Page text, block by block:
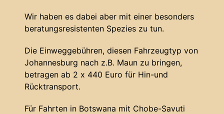
Wir haben es dabei aber mit einer besonders
beratungsresistenten Spezies zu tun.
Die Einweggebühren, diesen Fahrzeugtyp von
Johannesburg nach z.B. Maun zu bringen,
betragen ab 2 x 440 Euro für Hin-und
Rücktransport.
Für Fahrten in Botswana mit Chobe-Savuti